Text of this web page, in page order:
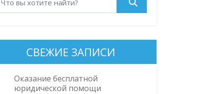
СВЕЖИЕ ЗАПИСИ
Оказание бесплатной
юридической помощи